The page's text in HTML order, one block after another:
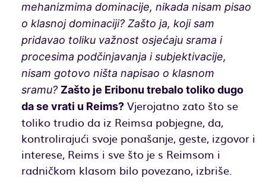
mehanizmima dominacije, nikada nisam pisao
o klasnoj dominaciji? Zašto ja, koji sam
pridavao toliku važnost osjećaju srama i
procesima podčinjavanja i subjektivacije,
nisam gotovo ništa napisao o klasnom
sramu? Zašto je Eribonu trebalo toliko dugo
da se vrati u Reims?Vjerojatno zato što se
toliko trudio da iz Reimsa pobjegne, da,
kontrolirajući svoje ponašanje, geste, izgovor i
interese, Reims i sve što je s Reimsom i
radničkom klasom bilo povezano, izbriše.